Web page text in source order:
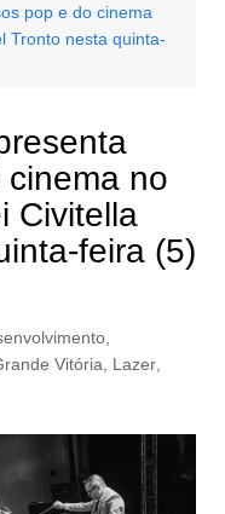
pop e do cinema
Tronto nesta quinta-
no
Civitella
feira (5)
,
Vitória Lazer,